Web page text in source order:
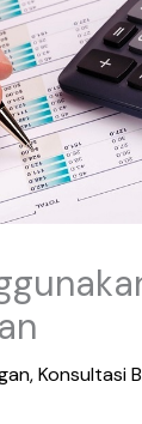
,Konsultasi